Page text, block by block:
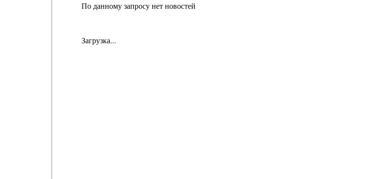
По данному запросу нет новостей
Загрузка...